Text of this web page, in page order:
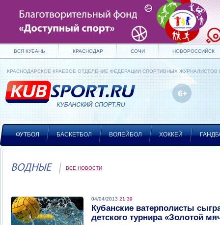
ВСЯ КУБАНЬ КРАСНОДАР СОЧИ НОВОРОССИЙСК
КРАСНОДАРСКОЕ КРАЕВОЕ ОТДЕЛЕНИЕ ФЕДЕРАЦИИ СПОРТИВНЫХ ЖУРНАЛИСТОВ
ФУТБОЛ БАСКЕТБОЛ ВОЛЕЙБОЛ ХОККЕЙ
ВОДНЫЕ ВСЕ НОВОСТИ
04/04/2013 21:39
Кубанские ватерполисты
детского турнира «Золотой